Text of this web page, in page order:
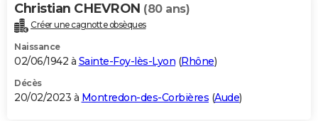
Christian CHEVRON (80 ans)
Créer une cagnotte obsèques
Naissance
02/06/1942 à Sainte-Foy-lès-Lyon (Rhône)
Décès
20/02/2023 à Montredon-des-Corbières (Aude)